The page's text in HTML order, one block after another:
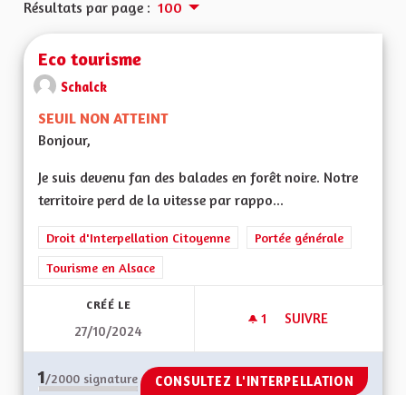
Résultats par page : 100
Eco tourisme
Schalck
SEUIL NON ATTEINT
Bonjour,
Je suis devenu fan des balades en forêt noire. Notre
territoire perd de la vitesse par rappo...
Droit d'Interpellation Citoyenne
Portée générale
Tourisme en Alsace
CRÉÉ LE
27/10/2024
1 1 ABONNÉ
SUIVRE
1/2000 signature CONSULTEZ L'INTERPELLATION